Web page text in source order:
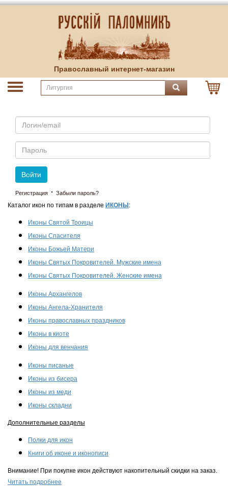
Православный интернет-магазин
Email
Пароль
Войти
Регистрация · Забыли пароль?
Каталог икон по типам в разделе ИКОНЫ :
Иконы Святой Троицы
Иконы Спасителя
Иконы Божьей Матери
Иконы Святых Покровителей. Мужские имена
Иконы Святых Покровителей. Женские имена
Иконы Архангелов
Иконы Ангела-Хранителя
Иконы православных праздников
Иконы в киоте
Иконы для венчания
Иконы писаные
Иконы из бисера
Иконы из меди
Иконы складни
Дополнительные разделы
Полки для икон
Книги об иконе и иконописи
Внимание! При покупке икон действуют накопительный скидки на заказ.
Читать подробнее